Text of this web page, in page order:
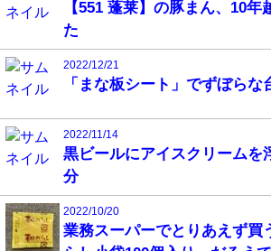
【551 蓬莱】の豚まん、10
た
2022/12/21
「まな板シート」でずぼら
2022/11/14
黒ビールにアイスクリームを
分
2022/10/20
業務スーパーでとりあえず買